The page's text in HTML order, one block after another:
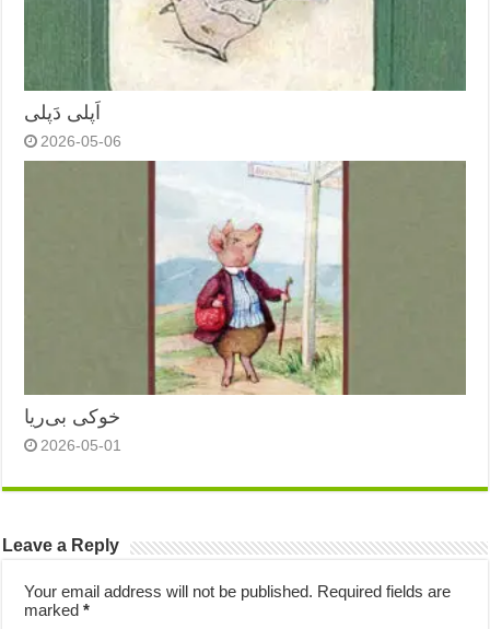
اَپلی دَپلی
2026-05-06
خوکی بی‌ریا
2026-05-01
Leave a Reply
Your email address will not be published. Required fields are
marked*